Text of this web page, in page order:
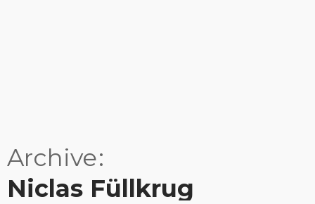
Archive
Niclas Füllkrug